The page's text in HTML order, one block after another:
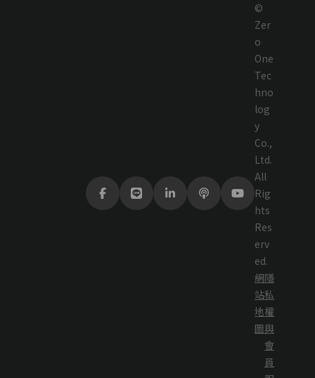
©
Zer
o
One
Tec
hno
log
y
Co.,
Ltd.
All
Rig
hts
Res
erv
ed.
網
站
地
圖
隱
私
權
與
會
員